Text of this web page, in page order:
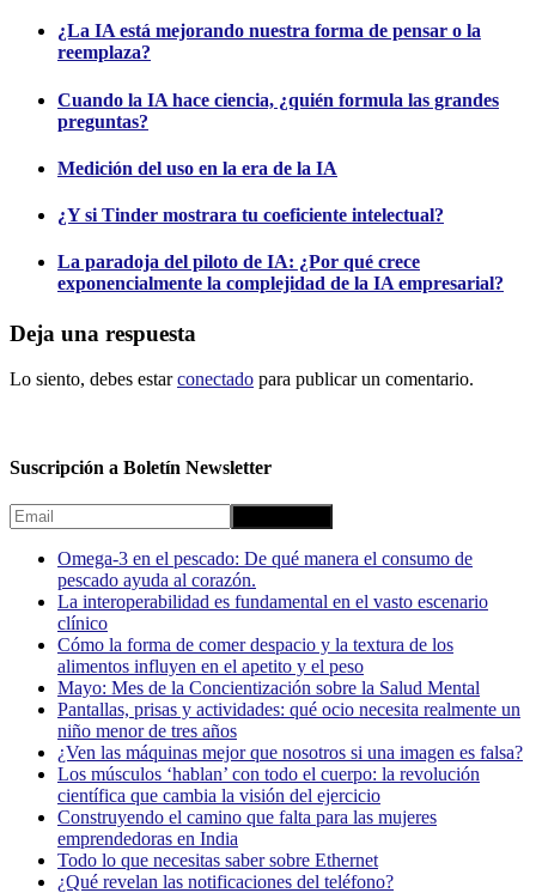
¿La IA está mejorando nuestra forma de pensar o la
reemplaza?
Cuando la IA hace ciencia, ¿quién formula las grandes
preguntas?
Medición del uso en la era de la IA
¿Y si Tinder mostrara tu coeficiente intelectual?
La paradoja del piloto de IA: ¿Por qué crece
exponencialmente la complejidad de la IA empresarial?
Deja una respuesta
Lo siento, debes estarconectado para publicar un comentario.
Suscripción a Boletín Newsletter
Omega-3 en el pescado: De qué manera el consumo de
pescado ayuda al corazón.
La interoperabilidad es fundamental en el vasto escenario
clínico
Cómo la forma de comer despacio y la textura de los
alimentos influyen en el apetito y el peso
Mayo: Mes de la Concientización sobre la Salud Mental
Pantallas, prisas y actividades: qué ocio necesita realmente un
niño menor de tres años
¿Ven las máquinas mejor que nosotros si una imagen es falsa?
Los músculos ‘hablan’ con todo el cuerpo: la revolución
científica que cambia la visión del ejercicio
Construyendo el camino que falta para las mujeres
emprendedoras en India
Todo lo que necesitas saber sobre Ethernet
¿Qué revelan las notificaciones del teléfono?